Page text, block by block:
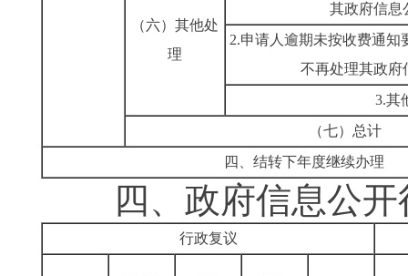
（六）其他处
理
其政府信息
2.申请人逾期未按收费通知
不再处理其政府
3.其
（七）总计
四、结转下年度继续办理
四、政府信息公开
行政复议